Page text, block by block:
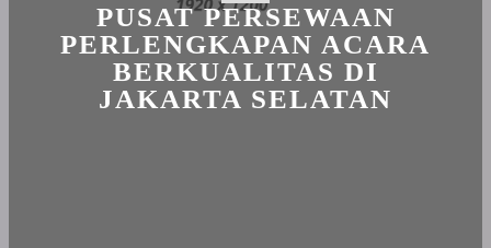
PUSAT PERSEWAAN
PERLENGKAPAN ACARA
BERKUALITAS DI
JAKARTA SELATAN